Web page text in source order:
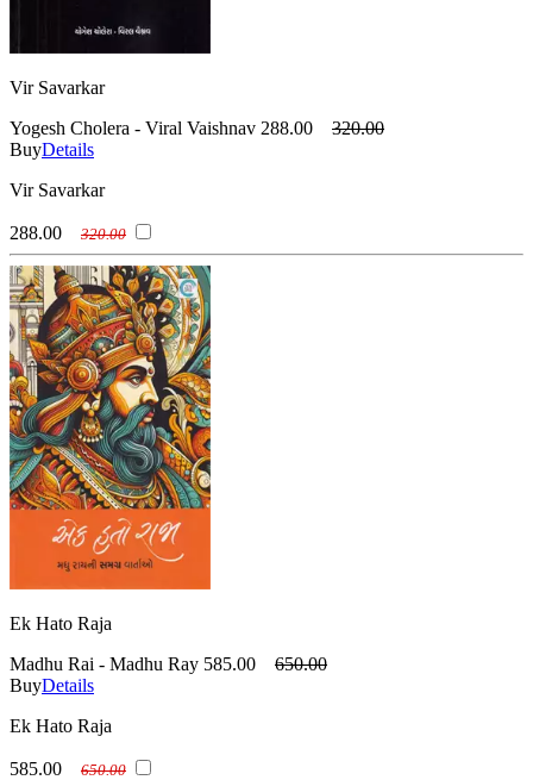
Vir Savarkar
Yogesh Cholera - Viral Vaishnav 288.00
320.00
BuyDetails
Vir Savarkar
288.00 320.00
Ek Hato Raja
Madhu Rai - Madhu Ray 585.00
650.00
BuyDetails
Ek Hato Raja
585.00 650.00